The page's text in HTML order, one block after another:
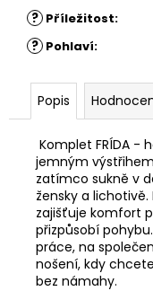
? Příležitost:
? Pohlaví:
Popis
Komplet FRÍDA -
jemným
zatímco sukně v
žensky a
zajišťuje komfort
přizpůsobí
práce, na
nošení, kdy
bez námahy.